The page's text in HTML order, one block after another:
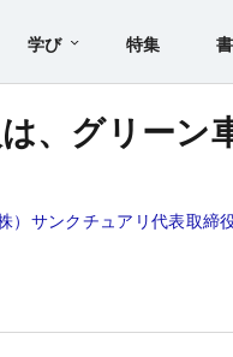
学び 特集
、グリーン
）サンクチュアリ代表取締